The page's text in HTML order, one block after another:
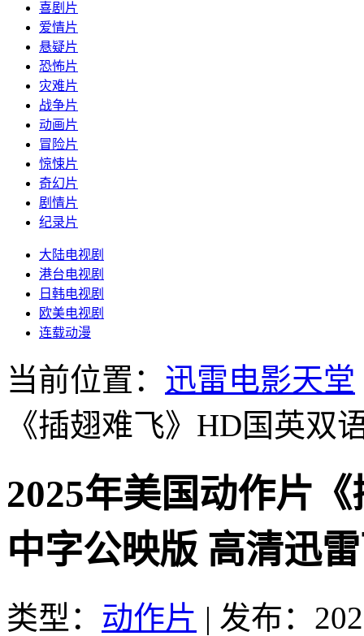
喜剧片
爱情片
悬疑片
恐怖片
灾难片
战争片
动画片
冒险片
惊悚片
奇幻片
剧情片
纪录片
大陆电视剧
港台电视剧
日韩电视剧
欧美电视剧
连载动漫
当前位置： 迅雷电影天堂
《插翅难飞》HD国英双
2025年美国动作片
中字公映版 高清迅
类型： 动作片 | 发布：